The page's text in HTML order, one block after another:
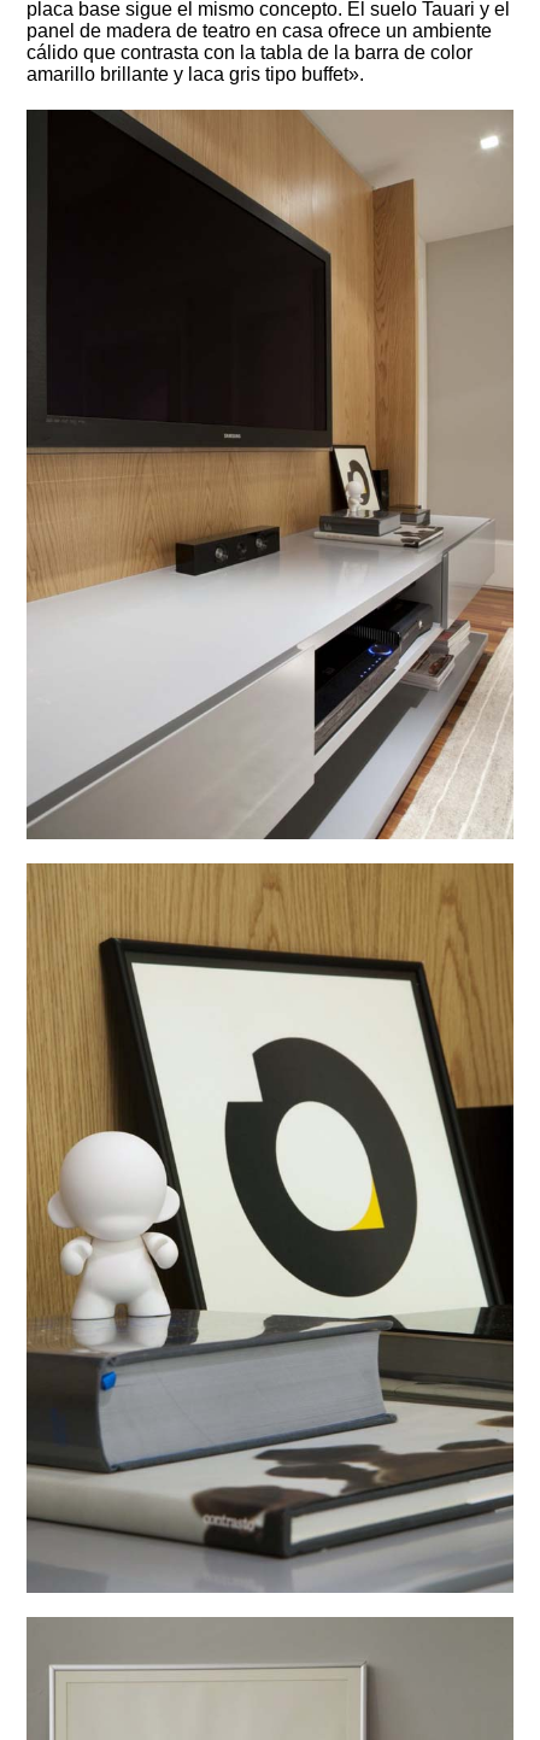
placa base sigue el mismo concepto. El suelo Tauari y el
panel de madera de teatro en casa ofrece un ambiente
cálido que contrasta con la tabla de la barra de color
amarillo brillante y laca gris tipo buffet».